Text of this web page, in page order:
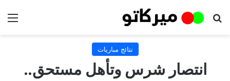
بحث عن
نتائج مباريات
انتصار شرس وتأهل مستحق..